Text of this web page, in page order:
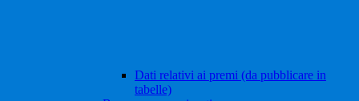
Dati relativi ai premi (da pubblicare in
tabelle)